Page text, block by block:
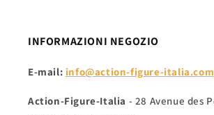
INFORMAZIONI NEGOZIO
E-mail: info@action-figure-italia.com
Action-Figure-Italia - 28 Avenue des